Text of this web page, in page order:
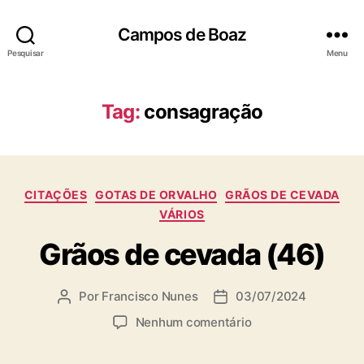
Pesquisar
Campos de Boaz
Menu
Tag: consagração
C
a
t
e
g
r
i
CITAÇÕES GOTAS DE ORVALHO
GRÃOS DE CEVADA
VÁRIOS
Grãos de cevada (46)
A Por Francisco Nunes
D
a
03/07/2024
Nenhum comentárioe